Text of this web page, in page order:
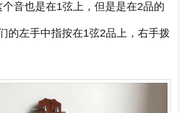
个音也是在1弦上，但是是在2品的
的左手中指按在1弦2品上，右手拨